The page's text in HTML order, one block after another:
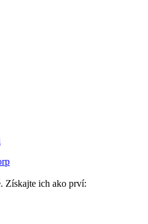
Získajte ich ako prví: